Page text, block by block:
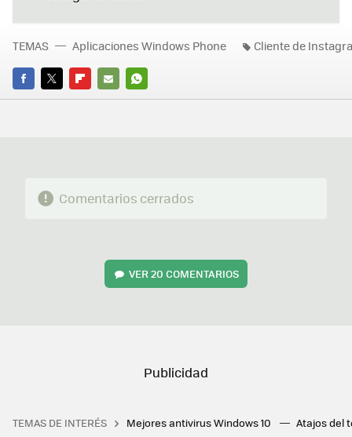
FACEBOOK
TWITTERFLIPBOARD
E-
WHATSAPP
TEMAS Aplicaciones Windows Phone Cliente de
Comentarios cerrados
VER20 COMENTARIOS
TEMAS DE INTERÉS Mejores antivirus Windows 10 Atajos del